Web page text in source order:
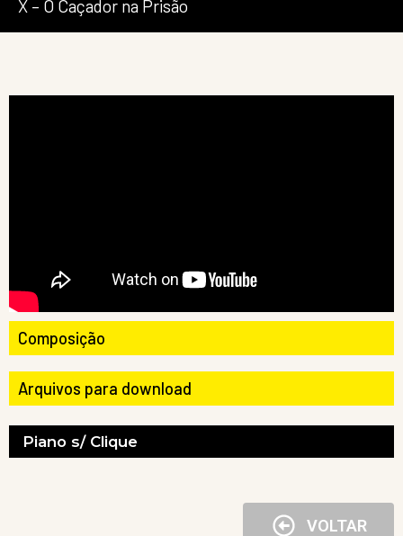
X – O Caçador na Prisão
Composição
Arquivos para download
Piano s/ Clique
VOLTAR